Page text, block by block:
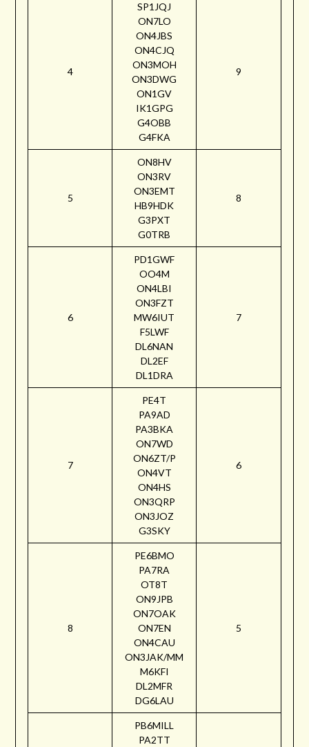
4
SP1JQJ
ON7LO
ON4JBS
ON4CJQ
ON3MOH
ON3DWG
ON1GV
IK1GPG
G4OBB
G4FKA
9
5
ON8HV
ON3RV
ON3EMT
HB9HDK
G3PXT
G0TRB
8
6
PD1GWF
OO4M
ON4LBI
ON3FZT
MW6IUT
F5LWF
DL6NAN
DL2EF
DL1DRA
7
7
PE4T
PA9AD
PA3BKA
ON7WD
ON6ZT/P
ON4VT
ON4HS
ON3QRP
ON3JOZ
G3SKY
6
8
PE6BMO
PA7RA
OT8T
ON9JPB
ON7OAK
ON7EN
ON4CAU
ON3JAK/MM
M6KFI
DL2MFR
DG6LAU
5
PB6MILL
PA2TT